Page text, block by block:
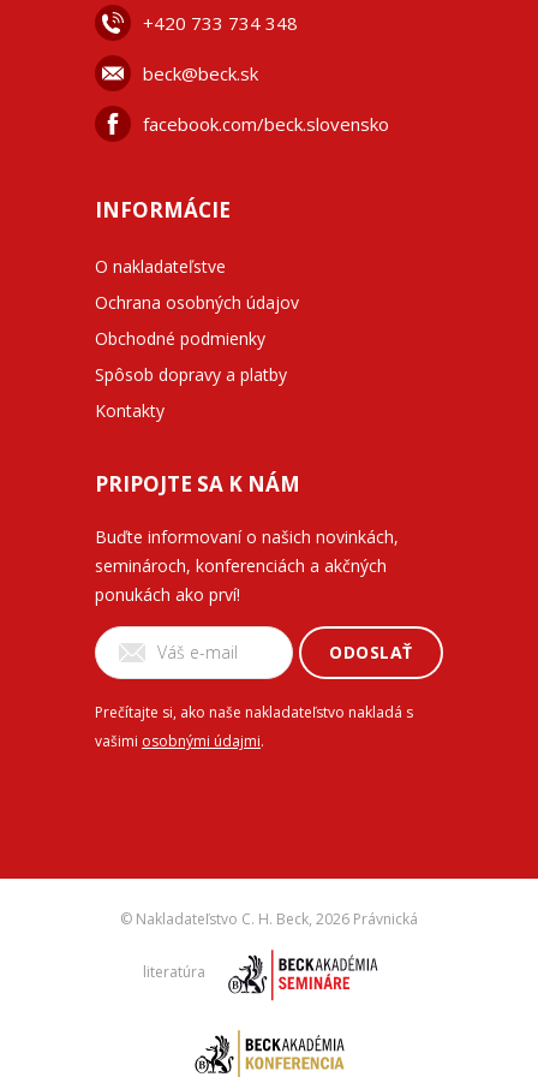
+420 733 734 348
beck@beck.sk
facebook.com/beck.slovensko
INFORMÁCIE
O nakladateľstve
Ochrana osobných údajov
Obchodné podmienky
Spôsob dopravy a platby
Kontakty
PRIPOJTE SA K NÁM
Buďte informovaní o našich novinkách,
seminároch, konferenciách a akčných
ponukách ako prví!
ODOSLAŤ
Prečítajte si, ako naše nakladateľstvo nakladá s
vašimi osobnými údajmi.
© Nakladateľstvo C. H. Beck, 2026 Právnická
literatúra